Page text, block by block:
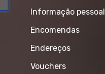
Informação pessoal
Encomendas
Endereços
Vouchers